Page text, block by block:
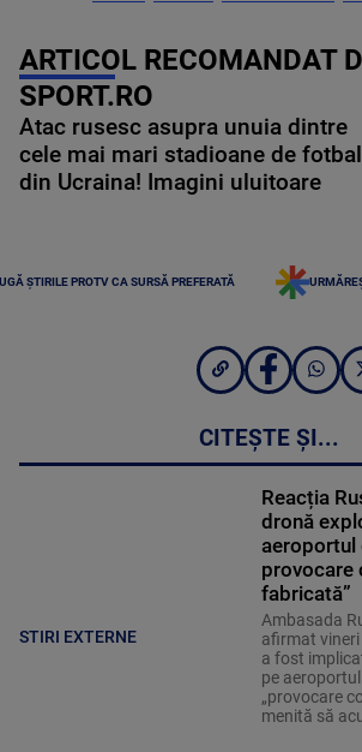
ARTICOL RECOMANDAT
SPORT.RO
Atac rusesc asupra unuia dintre
cele mai mari stadioane de fotbal
din Ucraina! Imagini uluitoare
ȘTIRILE PROTV CA SURSĂ PREFERATĂ
CITEȘTE ȘI...
STIRI EXTERNE
Reacția
dronă
aeroportul
provocare
fabricată”
Ambasada
afirmat
a fost
pe
„provocare
menită să